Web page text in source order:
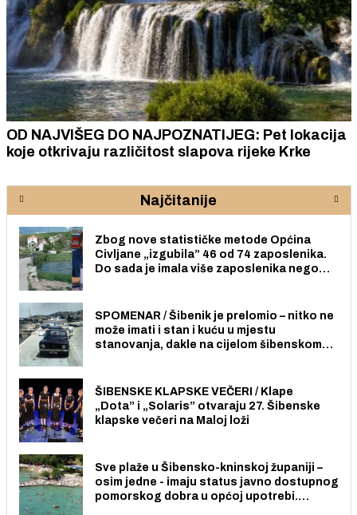
OD NAJVIŠEG DO NAJPOZNATIJEG: Pet lokacija
koje otkrivaju različitost slapova rijeke Krke
Najčitanije
Zbog nove statističke metode Općina
Civljane „izgubila” 46 od 74 zaposlenika.
Do sada je imala više zaposlenika nego
SPOMENAR / Šibenik je prelomio – nitko ne
može imati i stan i kuću u mjestu
stanovanja, dakle na cijelom šibenskom
ŠIBENSKE KLAPSKE VEČERI / Klape
„Dota” i „Solaris” otvaraju 27. Šibenske
klapske večeri na Maloj loži
Sve plaže u Šibensko-kninskoj županiji –
osim jedne - imaju status javno dostupnog
pomorskog dobra u općoj upotrebi.